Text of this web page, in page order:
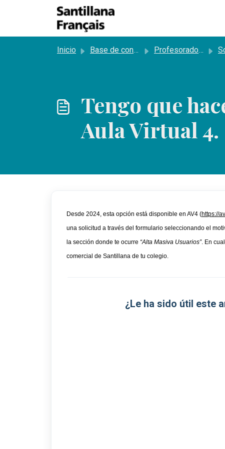
Saltar al contenido principal
Inicio Base de conocimientos Profesorado - Centros Educativos
Tengo que
Aula Virtual 4.
Desde 2024, esta opción está disponible en AV4 (https://
una solicitud a través del formulario seleccionando el
la sección donde te ocurre “Alta Masiva Usuarios”. En c
comercial de Santillana de tu colegio.
¿Le ha sido útil este